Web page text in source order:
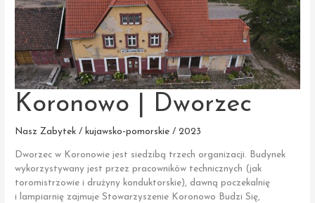
Koronowo | Dworzec
Nasz Zabytek / kujawsko-pomorskie / 2023
Dworzec w Koronowie jest siedzibą trzech organizacji. Budynek
wykorzystywany jest przez pracowników technicznych (jak
toromistrzowie i drużyny konduktorskie), dawną poczekalnię
i lampiarnię zajmuje Stowarzyszenie Koronowo Budzi Się,